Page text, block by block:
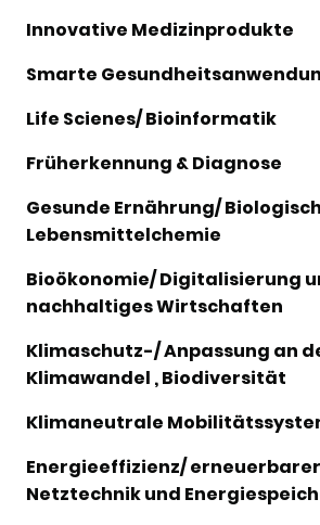
Innovative Medizinprodukte
Smarte
Life Scienes/ Bioinformatik
Früherkennung & Diagnose
Gesunde Ernährung/
Lebensmittelchemie
Bioökonomie/ Digitalisierung
nachhaltiges Wirtschaften
Klimaschutz-/ Anpassung an
Klimawandel , Biodiversität
Klimaneutrale
Energieeffizienz/
Netztechnik und